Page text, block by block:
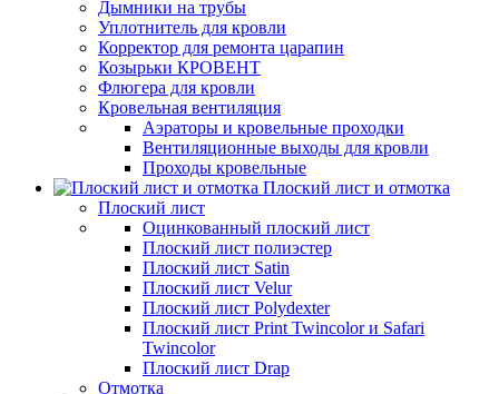
Дымники на трубы
Уплотнитель для кровли
Корректор для ремонта царапин
Козырьки КРОВЕНТ
Флюгера для кровли
Кровельная вентиляция
Аэраторы и кровельные проходки
Вентиляционные выходы для кровли
Проходы кровельные
Плоский лист и отмотка
Плоский лист
Оцинкованный плоский лист
Плоский лист полиэстер
Плоский лист Satin
Плоский лист Velur
Плоский лист Polydexter
Плоский лист Print Twincolor и Safari
Twincolor
Плоский лист Drap
Отмотка